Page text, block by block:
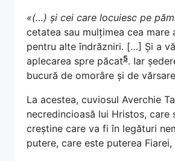
«(…) și cei care locuiesc pe
cetatea sau mulțimea cea
pentru alte îndrăzniri. […] Și a
aplecarea spre păcat5. Iar
bucură de omorâre și de
La acestea, cuviosul Averchie
necredincioasă lui Hristos,
creștine care va fi în legături
putere, care este puterea